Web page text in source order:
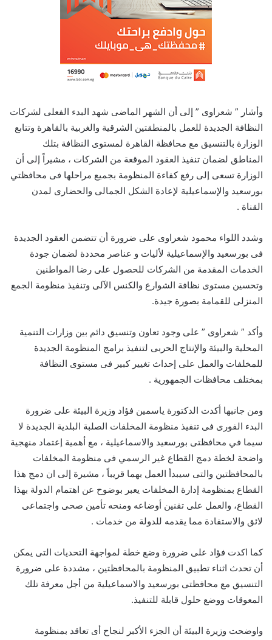
وأشار ” شعراوى ” إلى أن الشهر الماضى شهد البدء الفعلى لشركات
النظافة الجديدة للعمل بالمنطقتين الشرقية والغربية بالقاهرة وتتابع
الوزارة بالتنسيق مع محافظة القاهرة لمستوى النظافة بتلك
المناطق لضمان تنفيذ العقود الموقعة من الشركات ، مشيراً إلى أن
الوزارة تسعى إلى رفع كفاءة المنظومة بجميع مراحلها فى محافظتي
بورسعيد والإسماعيلية لإعادة الشكل الجمالى والحضارى لمدن
القناة .
وشدد اللواء محمود شعراوى على ضرورة أن تتضمن العقود الجديدة
فى بورسعيد والإسماعيلية لأليات و عناصر محددة لضمان جودة
الخدمات المقدمة من الشركات للحصول على رضا المواطنين
وتحسين مستوى نظافة الشوارع والكنس الآلى وتنفيذ منظومة الجمع
المنزلى للقمامة بصورة جيدة.
وأكد ” شعراوى ” على وجود تعاون وتنسيق دائم بين وزارات التنمية
المحلية والبيئة والإنتاج الحربى لتنفيذ برامج المنظومة الجديدة
للمخلفات والعمل على إحداث تغيير كبير فى مستوى النظافة
بمختلف محافظات الجمهورية .
ومن جانبها أكدت الدكتورة ياسمين فؤاد وزيرة البيئة على ضرورة
البدء الفورى فى تنفيذ منظومة المخلفات الصلبة البلدية الجديدة لا
سيما في محافظتى بورسعيد والاسماعيلية ، مع أهمية إعتماد منهجية
واضحة لخطة دمج القطاع غير الرسمي فى منظومة المخلفات
بالمحافظتين والتى سيبدأ العمل بهما قريباً ، مشيرة إلى ان دمج هذا
القطاع بمنظومة إدارة المخلفات يعبر بوضوح عن اهتمام الدولة بهذا
القطاع، والعمل على تقنين أوضاعه ومنحه تأمين صحى واجتماعى
لائق والاستفادة مما يقدمه للدولة من خدمات .
كما اكدت فؤاد على ضرورة وضع خطة لمواجهة التحديات التى يمكن
أن تحدث اثناء تطبيق المنظومة بالمحافظتين ، مشددة على ضرورة
التنسيق مع محافظتى بورسعيد والاسماعيلية من أجل معرفة تلك
المعوقات ووضع حلول قابلة للتنفيذ.
واوضحت وزيرة البيئة أن الجزء الأكبر لنجاح أى تعاقد بمنظومة